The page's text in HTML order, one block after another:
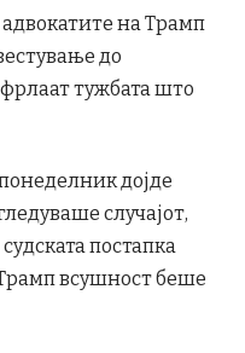
адвокатите на Трамп
до
тужбата што
дојде
случајот,
постапка
всушност беше